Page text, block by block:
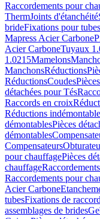
Raccordements pour
ThermJoints d'étanchéité
brideFixations pour tubes
Mapress Acier Carbone
Acier CarboneTuyaux
1.0215Mamelons
ManchonsRéductions
RéductionsCoudes
détachées pour Tés
Raccords en croix
Réductions
démontablesPièces
démontables
Compensateurs
pour chauffagePièces
chauffage
Raccordements pour
Acier Carbone
tubesFixations de
assemblages de brides